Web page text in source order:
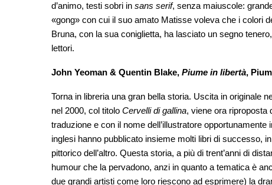
d’animo, testi sobri in sans serif, senza maiuscole:
«gong» con cui il suo amato Matisse voleva che i colori
Bruna, con la sua coniglietta, ha lasciato un segno
lettori.
John Yeoman & Quentin Blake, Piume in libertà,
Torna in libreria una gran bella storia. Uscita in originale
nel 2000, col titolo Cervelli di gallina, viene ora riproposta
traduzione e con il nome dell’illustratore
inglesi hanno pubblicato insieme molti libri di successo,
pittorico dell’altro. Questa storia, a più di trent’anni di
humour che la pervadono, anzi in quanto a tematica è
due grandi artisti come loro riescono ad esprimere) la